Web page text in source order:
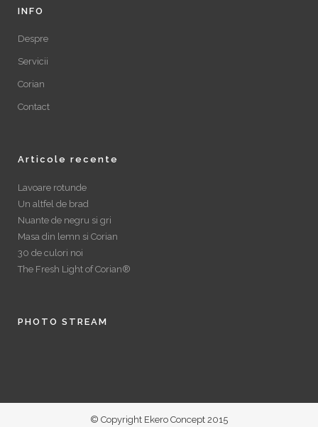
INFO
Despre
Servicii
Corian
Contact
Articole recente
Lavoare rotunde
Un altfel de brad
Nuante de negru si gri
Masa din lemn si Corian
30 de culori noi
The Fresh Light of Corian®
PHOTO STREAM
© Copyright Ekero Concept 2015